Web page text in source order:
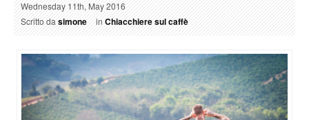
Wednesday 11th, May 2016
Scritto dasimone inChiacchiere sul caffè